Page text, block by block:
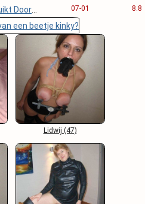
07-01 8.8
Lidwij (47)